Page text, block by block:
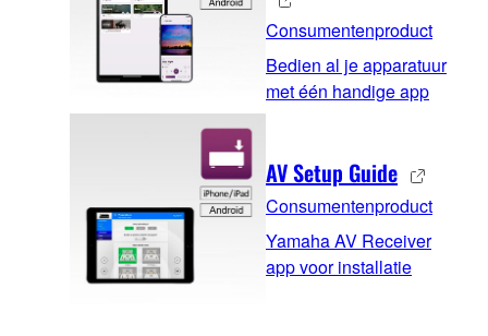
Consumentenproduct
Bedien al je apparatuur
met één handige app
AV Setup Guide
Consumentenproduct
Yamaha AV Receiver
app voor installatie